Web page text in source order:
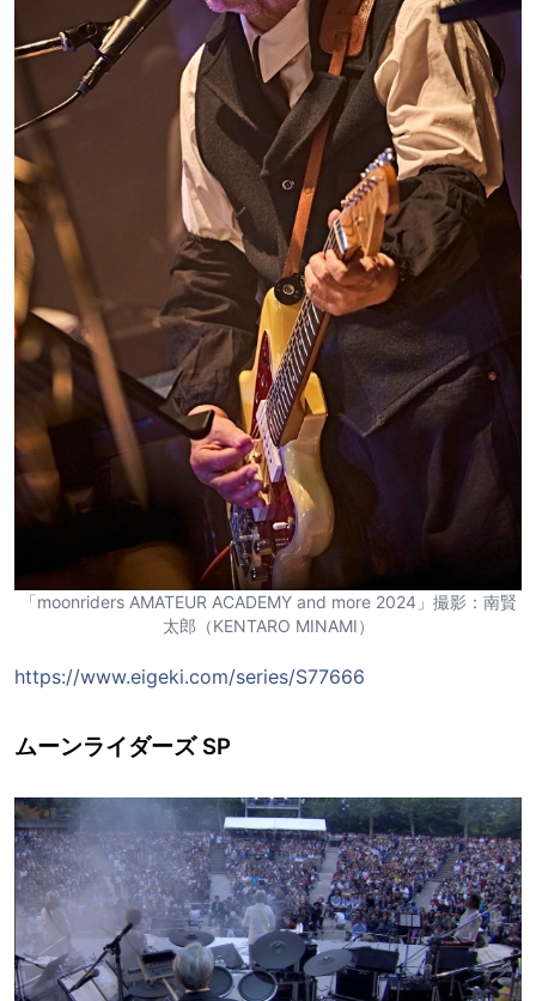
「moonriders AMATEUR ACADEMY and more 2024」撮影：南賢
太郎（KENTARO MINAMI）
https://www.eigeki.com/series/S77666
ムーンライダーズ SP